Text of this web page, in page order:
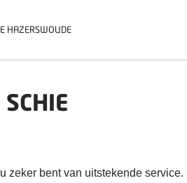
HAZERSWOUDE
zeker bent van uitstekende service.